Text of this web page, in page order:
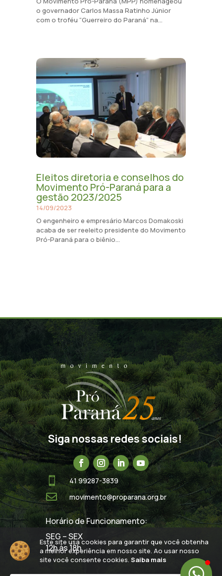
o governador Carlos Massa Ratinho Júnior
com o troféu “Guerreiro do Paraná” na...
Eleitos diretoria e conselhos do
Movimento Pró-Paraná para a
gestão 2023/2025
14/09/2023
O engenheiro e empresário Marcos Domakoski
acaba de ser reeleito presidente do Movimento
Pró-Paraná para o biênio...
Siga nossas redes sociais!
Este site usa cookies para garantir que você obtenha
a melhor experiência em nosso site. Ao usar nosso
site você consente cookies. Saiba mais
 41 99287-3839
 movimento@proparana.org.br
Horário de Funcionamento:
SEG – SEX
12h às 18h